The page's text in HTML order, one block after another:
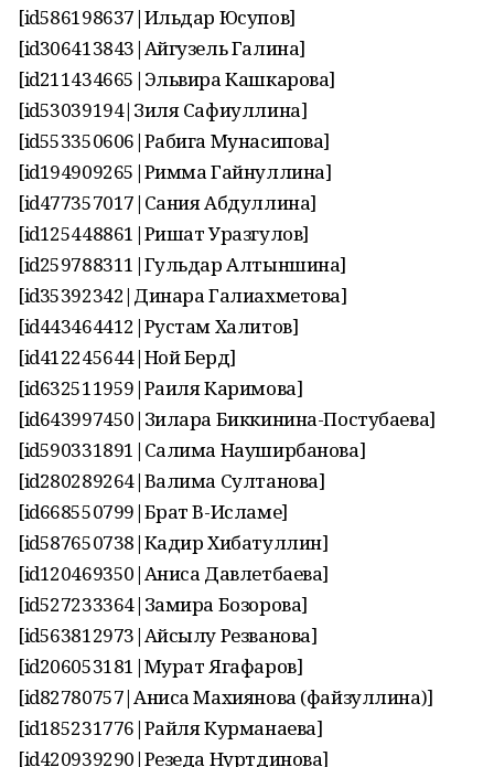
[id586198637|Ильдар Юсупов]
[id306413843|Айгузель Галина]
[id211434665|Эльвира Кашкарова]
[id53039194|Зиля Сафиуллина]
[id553350606|Рабига Мунасипова]
[id194909265|Римма Гайнуллина]
[id477357017|Сания Абдуллина]
[id125448861|Ришат Уразгулов]
[id259788311|Гульдар Алтыншина]
[id35392342|Динара Галиахметова]
[id443464412|Рустам Халитов]
[id412245644|Ной Берд]
[id632511959|Раиля Каримова]
[id643997450|Зилара Биккинина-Постубаева]
[id590331891|Салима Науширбанова]
[id280289264|Валима Султанова]
[id668550799|Брат В-Исламе]
[id587650738|Кадир Хибатуллин]
[id120469350|Аниса Давлетбаева]
[id527233364|Замира Бозорова]
[id563812973|Айсылу Резванова]
[id206053181|Мурат Ягафаров]
[id82780757|Аниса Махиянова (файзуллина)]
[id185231776|Райля Курманаева]
[id420939290|Резеда Нуртдинова]